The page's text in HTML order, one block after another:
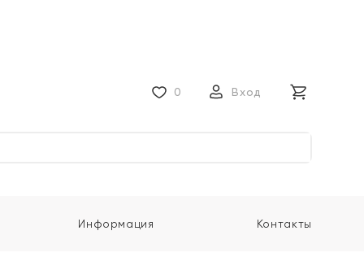
0 Вход
Информация Контакты